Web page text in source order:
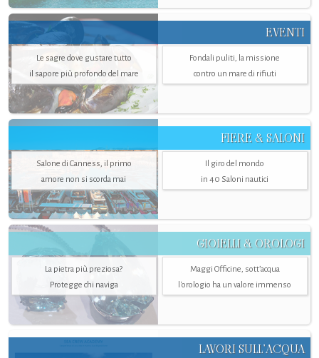
EVENTI
Le sagre dove gustare tutto
il sapore più profondo del mare
Fondali puliti, la missione
contro un mare di rifiuti
FIERE & SALONI
Salone di Canness, il primo
amore non si scorda mai
Il giro del mondo
in 40 Saloni nautici
GIOIELLI & OROLOGI
La pietra più preziosa?
Protegge chi naviga
Maggi Officine, sott’acqua
l'orologio ha un valore immenso
LAVORI SULL’ACQUA